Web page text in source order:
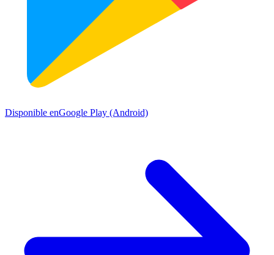
Disponible enGoogle Play (Android)